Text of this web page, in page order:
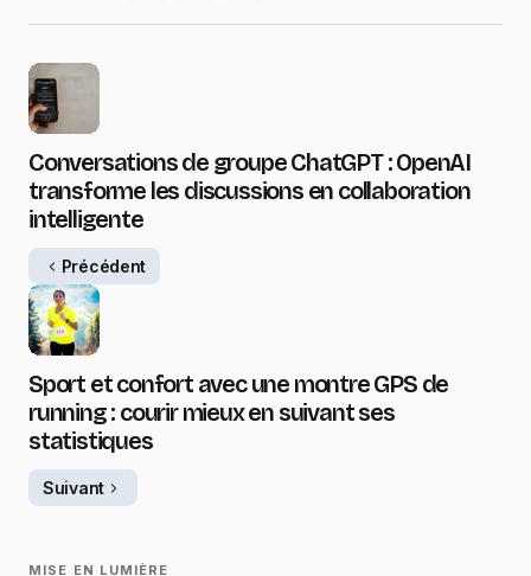
Conversations de groupe ChatGPT : OpenAI
transforme les discussions en collaboration
intelligente
Précédent
Sport et confort avec une montre GPS de
running : courir mieux en suivant ses
statistiques
Suivant
MISE EN LUMIÈRE